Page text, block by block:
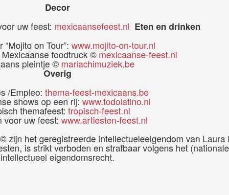
Decor
uw feest: mexicaansefeest.nl Eten en drinken
“Mojito on Tour”: www.mojito-on-tour.nl
foodtruck © mexicaanse-feest.nl
pleintje © mariachimuziek.be
Overig
/Empleo: thema-feest-mexicaans.be
shows op een rij: www.todolatino.nl
themafeest: tropisch-feest.nl
voor uw feest: www.artiesten-feest.nl
zijn het geregistreerde intellectueleeigendom van
is strikt verboden en strafbaar volgens het
intellectueel eigendomsrecht.